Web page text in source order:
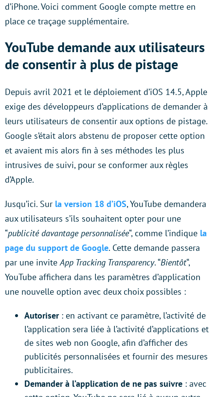
d’iPhone. Voici comment Google compte mettre en
place ce traçage supplémentaire.
YouTube demande aux utilisateurs
de consentir à plus de pistage
Depuis avril 2021 et le déploiement d’iOS 14.5, Apple
exige des développeurs d’applications de demander à
leurs utilisateurs de consentir aux options de pistage.
Google s’était alors abstenu de proposer cette option
et avaient mis alors fin à ses méthodes les plus
intrusives de suivi, pour se conformer aux règles
d’Apple.
Jusqu’ici. Sur la version 18 d’iOS, YouTube demandera
aux utilisateurs s’ils souhaitent opter pour une
“publicité davantage personnalisée“, comme l’indique la
page du support de Google. Cette demande passera
par une invite App Tracking Transparency. “Bientôt“,
YouTube affichera dans les paramètres d’application
une nouvelle option avec deux choix possibles :
Autoriser : en activant ce paramètre, l’activité de
l’application sera liée à l’activité d’applications et
de sites web non Google, afin d’afficher des
publicités personnalisées et fournir des mesures
publicitaires.
Demander à l’application de ne pas suivre : avec